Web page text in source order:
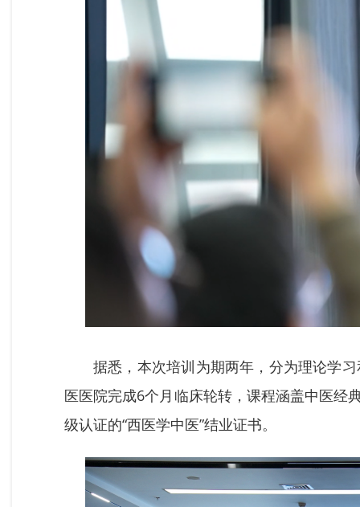
据悉，本次培训为期两年，分为理论学
医医院完成6个月临床轮转，课程涵盖中医经
级认证的“西医学中医”结业证书。